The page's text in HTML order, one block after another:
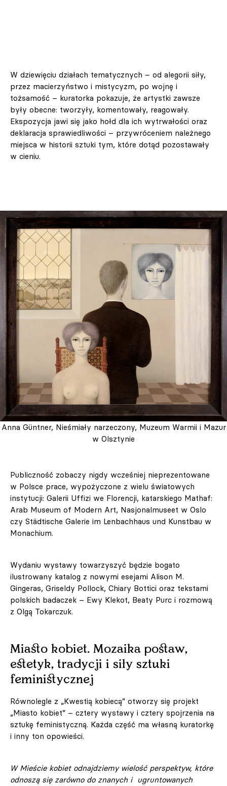
W dziewięciu działach tematycznych – od alegorii siły,
przez macierzyństwo i mistycyzm, po wojnę i
tożsamość – kuratorka pokazuje, że artystki zawsze
były obecne: tworzyły, komentowały, reagowały.
Ekspozycja jawi się jako hołd dla ich wytrwałości oraz
deklaracja sprawiedliwości – przywróceniem należnego
miejsca w historii sztuki tym, które dotąd pozostawały
w cieniu.
Anna Güntner, Nieśmiały narzeczony, Muzeum Warmii i Mazur
w Olsztynie
Publiczność zobaczy nigdy wcześniej nieprezentowane
w Polsce prace, wypożyczone z wielu światowych
instytucji: Galerii Uffizi we Florencji, katarskiego Mathaf:
Arab Museum of Modern Art, Nasjonalmuseet w Oslo
czy Städtische Galerie im Lenbachhaus und Kunstbau w
Monachium.
Wydaniu wystawy towarzyszyć będzie bogato
ilustrowany katalog z nowymi esejami Alison M.
Gingeras, Griseldy Pollock, Chiary Bottici oraz tekstami
polskich badaczek – Ewy Klekot, Beaty Purc i rozmową
z Olgą Tokarczuk.
Miasto kobiet. Mozaika postaw,
estetyk, tradycji i siły sztuki
feministycznej
Równolegle z „Kwestią kobiecą” otworzy się projekt
„Miasto kobiet” – cztery wystawy i cztery spojrzenia na
sztukę feministyczną. Każda część ma własną kuratorkę
i inny ton opowieści.
W Mieście kobiet odnajdziemy wielość perspektyw, które
odnoszą się zarówno do znanych i ugruntowanych